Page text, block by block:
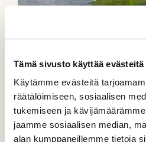
Tämä sivusto käyttää evästeitä
Käytämme evästeitä
räätälöimiseen, sosiaalisen
tukemiseen ja
jaamme sosiaalisen median,
alan kumppaneillemme tietoja